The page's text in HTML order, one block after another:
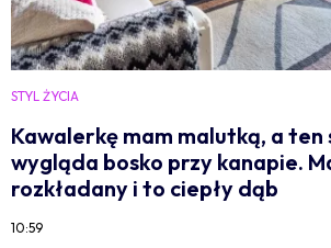
STYL ŻYCIA
Kawalerkę mam malutką, a ten
wygląda bosko przy kanapie.
rozkładany i to ciepły dąb
10:59